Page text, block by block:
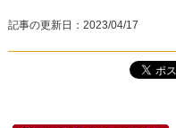
記事の更新日： 2023/04/17